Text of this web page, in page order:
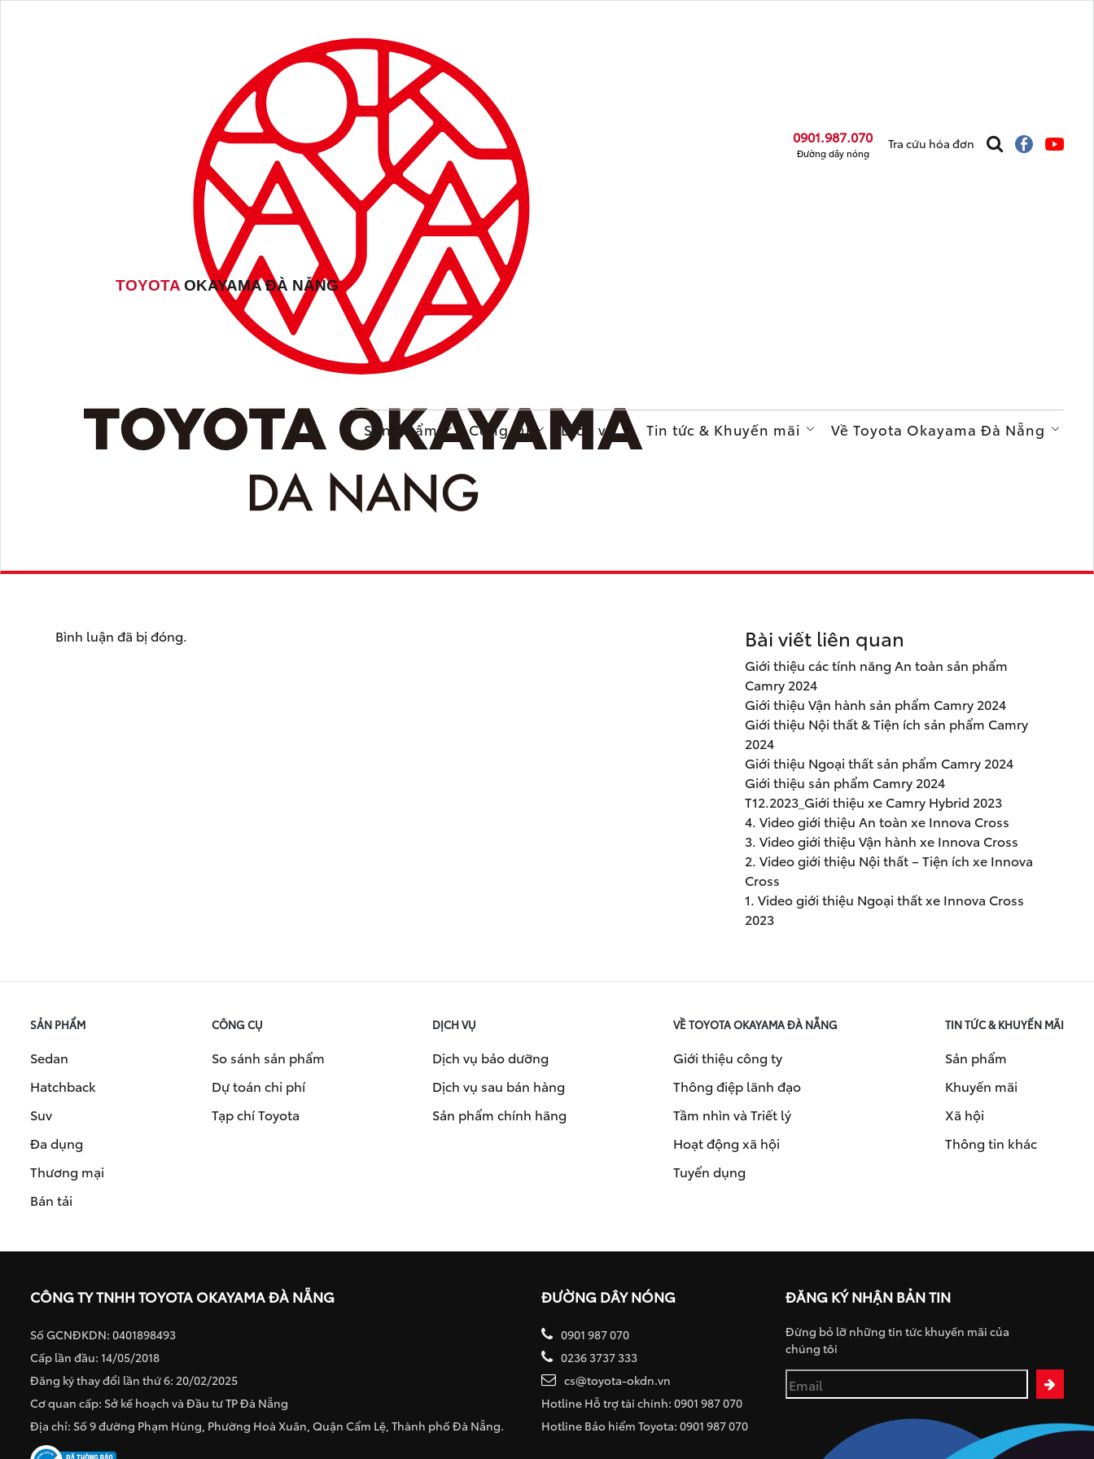
TOYOTA OKAYAMA ĐÀ NẴNG
0901.987.070
Đường dây nóng
Tra cứu hóa đơn
Sản phẩm Công cụ Dịch vụ Tin tức & Khuyến mãi Về Toyota Okayama Đà Nẵng
Bình luận đã bị đóng. Bài viết liên quan
Giới thiệu các tính năng An toàn sản phẩm
Camry 2024
Giới thiệu Vận hành sản phẩm Camry 2024
Giới thiệu Nội thất & Tiện ích sản phẩm Camry
2024
Giới thiệu Ngoại thất sản phẩm Camry 2024
Giới thiệu sản phẩm Camry 2024
T12.2023_Giới thiệu xe Camry Hybrid 2023
4. Video giới thiệu An toàn xe Innova Cross
3. Video giới thiệu Vận hành xe Innova Cross
2. Video giới thiệu Nội thất – Tiện ích xe Innova
Cross
1. Video giới thiệu Ngoại thất xe Innova Cross
2023
SẢN PHẨM
Sedan
Hatchback
Suv
Đa dụng
Thương mại
Bán tải
CÔNG CỤ
So sánh sản phẩm
Dự toán chi phí
Tạp chí Toyota
DỊCH VỤ
Dịch vụ bảo dưỡng
Dịch vụ sau bán hàng
Sản phẩm chính hãng
VỀ TOYOTA OKAYAMA ĐÀ NẴNG
Giới thiệu công ty
Thông điệp lãnh đạo
Tầm nhìn và Triết lý
Hoạt động xã hội
Tuyển dụng
TIN TỨC & KHUYẾN MÃI
Sản phẩm
Khuyến mãi
Xã hội
Thông tin khác
CÔNG TY TNHH TOYOTA OKAYAMA ĐÀ NẴNG
Số GCNĐKDN: 0401898493
Cấp lần đầu: 14/05/2018
Đăng ký thay đổi lần thứ 6: 20/02/2025
Cơ quan cấp: Sở kế hoạch và Đầu tư TP Đà Nẵng
Địa chỉ: Số 9 đường Phạm Hùng, Phường Hoà Xuân, Quận Cẩm Lệ, Thành phố Đà Nẵng.
ĐƯỜNG DÂY NÓNG
0901 987 070
0236 3737 333
cs@toyota-okdn.vn
Hotline Hỗ trợ tài chính: 0901 987 070
Hotline Bảo hiểm Toyota: 0901 987 070
ĐĂNG KÝ NHẬN BẢN TIN
Đừng bỏ lỡ những tin tức khuyến mãi của
chúng tôi